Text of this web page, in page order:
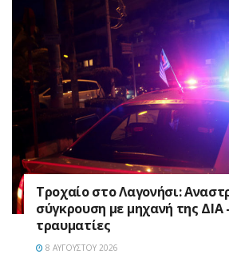
Τροχαίο στο Λαγονήσι:
σύγκρουση με μηχανή της ΔΙΑ
τραυματίες
8 ΑΥΓΟΎΣΤΟΥ 2026